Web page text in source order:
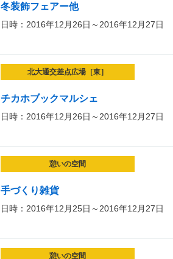
冬装飾フェアー他
日時：2016年12月26日～2016年12月27日
北大通交差点広場［東］
チカホブックマルシェ
日時：2016年12月26日～2016年12月27日
憩いの空間
手づくり雑貨
日時：2016年12月25日～2016年12月27日
憩いの空間